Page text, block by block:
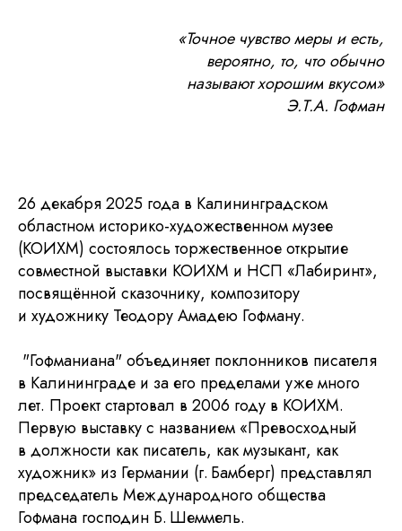
«Точное чувство меры и есть,
вероятно, то, что обычно
называют хорошим вкусом»
Э.Т.А. Гофман
26 декабря 2025 года в Калининградском
областном историко-художественном музее
(КОИХМ) состоялось торжественное открытие
совместной выставки КОИХМ и НСП «Лабиринт»,
посвящённой сказочнику, композитору
и художнику Теодору Амадею Гофману.
"Гофманиана" объединяет поклонников писателя
в Калининграде и за его пределами уже много
лет. Проект стартовал в 2006 году в КОИХМ.
Первую выставку с названием «Превосходный
в должности как писатель, как музыкант, как
художник» из Германии (г. Бамберг) представлял
председатель Международного общества
Гофмана господин Б. Шеммель.